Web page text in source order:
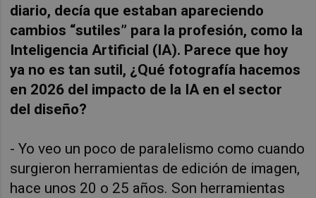
diario, decía que estaban apareciendo
cambios “sutiles” para la profesión, como la
Inteligencia Artificial (IA). Parece que hoy
ya no es tan sutil, ¿Qué fotografía hacemos
en 2026 del impacto de la IA en el sector
del diseño?
- Yo veo un poco de paralelismo como cuando
surgieron herramientas de edición de imagen,
hace unos 20 o 25 años. Son herramientas